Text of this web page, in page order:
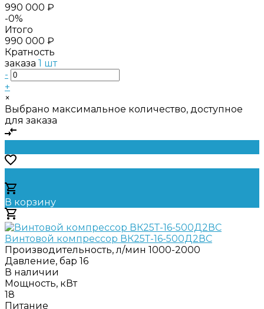
990 000 ₽
-0%
Итого
990 000 ₽
Кратность
заказа 1 шт
-
+
×
Выбрано максимальное количество, доступное
для заказа
В корзину
Винтовой компрессор ВК25Т-16-500Д2ВС
Производительность, л/мин 1000-2000
Давление, бар 16
В наличии
Мощность, кВт
18
Питание